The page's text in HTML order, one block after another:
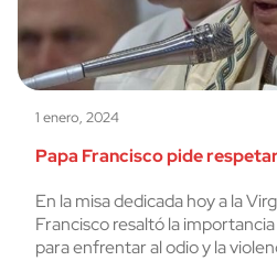
1 enero, 2024
Papa Francisco pide
En la misa dedicada hoy a la
Francisco resaltó la
para enfrentar al odio y la